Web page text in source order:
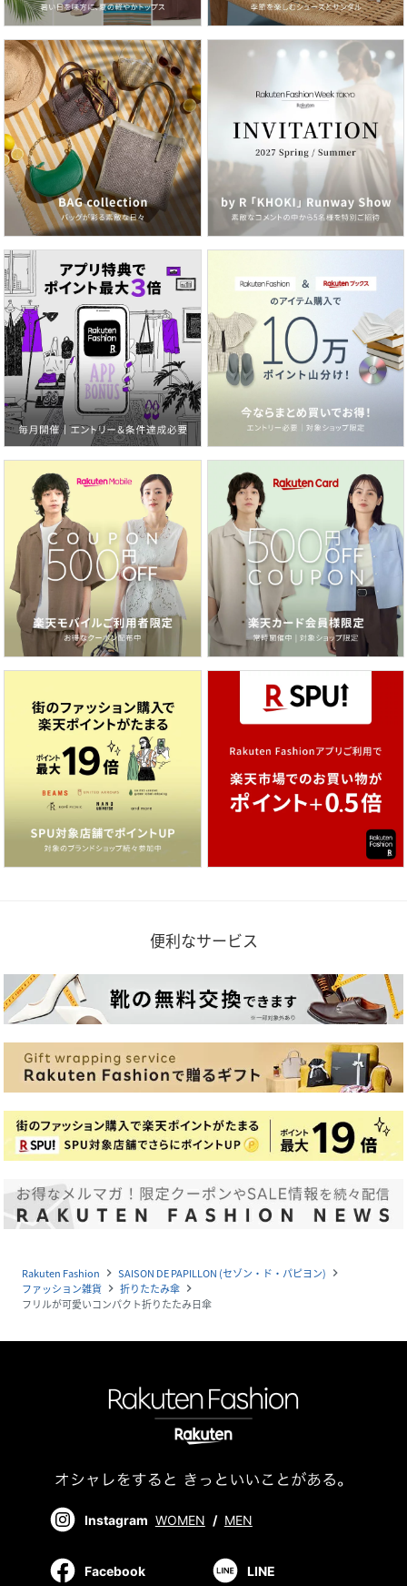
便利なサービス
Rakuten Fashion navigate_next SAISON DE PAPILLON (セゾン・ド・パピヨン) navigate_next
ファッション雑貨 navigate_next 折りたたみ傘 navigate_next
フリルが可愛いコンパクト折りたたみ日傘
Instagram WOMEN / MEN
Facebook LINE